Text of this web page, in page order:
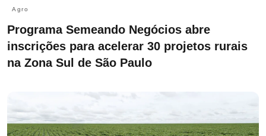
Agro
Programa Semeando Negócios abre
inscrições para acelerar 30 projetos rurais
na Zona Sul de São Paulo